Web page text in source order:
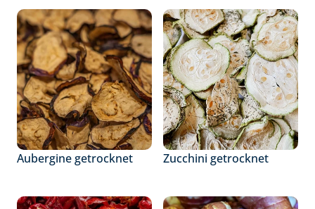
Aubergine getrocknet Zucchini getrocknet